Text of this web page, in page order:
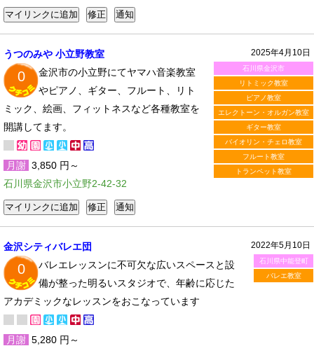
2025年4月10日
石川県金沢市
リトミック教室
ピアノ教室
エレクトーン・オルガン教室
ギター教室
バイオリン・チェロ教室
フルート教室
トランペット教室
うつのみや 小立野教室
0
金沢市の小立野にてヤマハ音楽教室
やピアノ、ギター、フルート、リト
ミック、絵画、フィットネスなど各種教室を
開講してます。
月謝 3,850 円～
石川県金沢市小立野2-42-32
2022年5月10日
石川県中能登町
バレエ教室
金沢シティバレエ団
0
バレエレッスンに不可欠な広いスペースと設
備が整った明るいスタジオで、年齢に応じた
アカデミックなレッスンをおこなっています
月謝 5,280 円～